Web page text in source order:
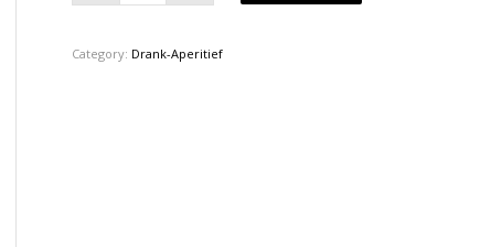
Category: Drank-Aperitief